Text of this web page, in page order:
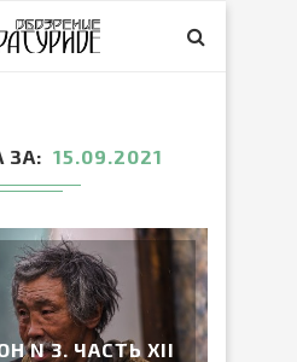
ЗА 15.09.2021
N 3. ЧАСТЬ XII